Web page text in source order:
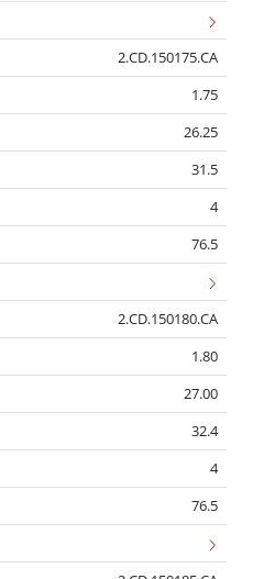
2.CD.150175.CA
1.75
26.25
31.5
4
76.5
2.CD.150180.CA
1.80
27.00
32.4
4
76.5